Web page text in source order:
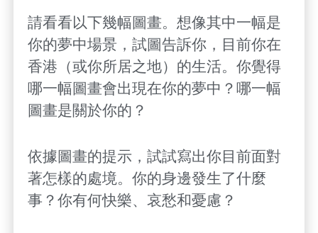
請看看以下幾幅圖畫。想像其中一幅是
你的夢中場景，試圖告訴你，目前你在
香港（或你所居之地）的生活。你覺得
哪一幅圖畫會出現在你的夢中？哪一幅
圖畫是關於你的？
依據圖畫的提示，試試寫出你目前面對
著怎樣的處境。你的身邊發生了什麼
事？你有何快樂、哀愁和憂慮？